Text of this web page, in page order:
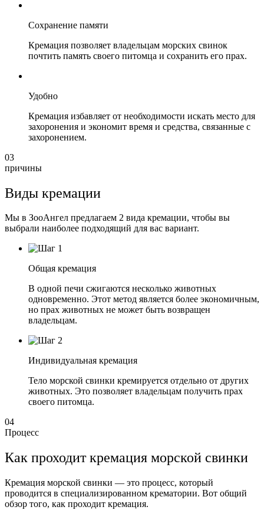
Сохранение памяти
Кремация позволяет владельцам морских свинок
почтить память своего питомца и сохранить его прах.
Удобно
Кремация избавляет от необходимости искать место для
захоронения и экономит время и средства, связанные с
захоронением.
03
причины
Виды кремации
Мы в ЗооАнгел предлагаем 2 вида кремации, чтобы вы
выбрали наиболее подходящий для вас вариант.
Общая кремация
В одной печи сжигаются несколько животных
одновременно. Этот метод является более экономичным,
но прах животных не может быть возвращен
владельцам.
Индивидуальная кремация
Тело морской свинки кремируется отдельно от других
животных. Это позволяет владельцам получить прах
своего питомца.
04
Процесс
Как проходит кремация морской свинки
Кремация морской свинки — это процесс, который
проводится в специализированном крематории. Вот общий
обзор того, как проходит кремация.